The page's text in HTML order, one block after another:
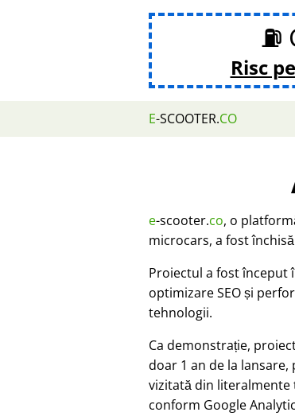
⛽
Risc
E-SCOOTER.CO
e-scooter.co, o
microcars, a fost
Proiectul a fost început
optimizare SEO și
tehnologii.
Ca demonstrație,
doar 1 an de la
vizitată din literalmente
conform Google